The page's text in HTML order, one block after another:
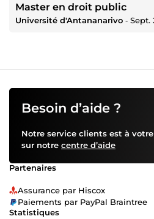
Master en droit public
Université d'Antananarivo ‐ Sept.
Besoin d’aide ?
Notre service clients est à
sur notre centre d’aide
Partenaires
Assurance par Hiscox
Paiements par PayPal Braintree
Statistiques